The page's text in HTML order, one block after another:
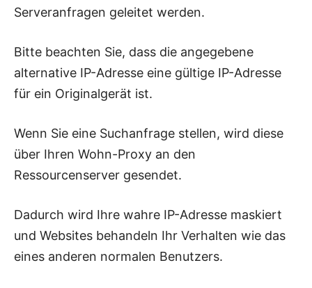
Serveranfragen geleitet werden.
Bitte beachten Sie, dass die angegebene
alternative IP-Adresse eine gültige IP-Adresse
für ein Originalgerät ist.
Wenn Sie eine Suchanfrage stellen, wird diese
über Ihren Wohn-Proxy an den
Ressourcenserver gesendet.
Dadurch wird Ihre wahre IP-Adresse maskiert
und Websites behandeln Ihr Verhalten wie das
eines anderen normalen Benutzers.